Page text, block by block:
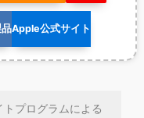
Apple公式サイト
プログラムによる